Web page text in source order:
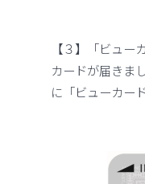
【３】「ビュー
カードが届きま
に「ビューカー